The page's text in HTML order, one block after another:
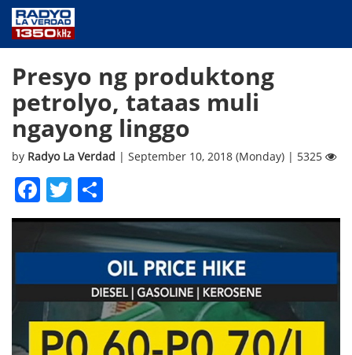
PUBLIC SERVICE
ANNOUNCEMENTS
PROGRAMS
ABOUT
Presyo ng produktong
petrolyo, tataas muli
ngayong linggo
by Radyo La Verdad | September 10, 2018 (Monday) | 5325
Facebook
Twitter